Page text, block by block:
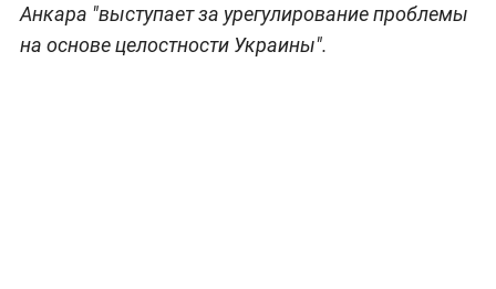
Анкара "выступает за урегулирование проблемы
на основе целостности Украины".